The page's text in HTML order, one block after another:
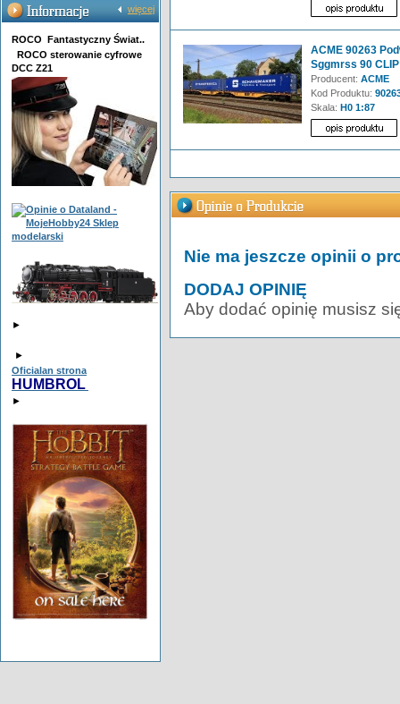
więcej
ROCO Fantastyczny Świat..
ROCO sterowanie cyfrowe
DCC Z21
►
►
Oficialan strona
HUMBROL
►
ACME 90263
Sggmrss 90
Producent: ACME
Kod Produktu:
Skala: H0 1:87
Nie ma jeszcze opinii o
DODAJ OPINIĘ
Aby dodać opinię musisz